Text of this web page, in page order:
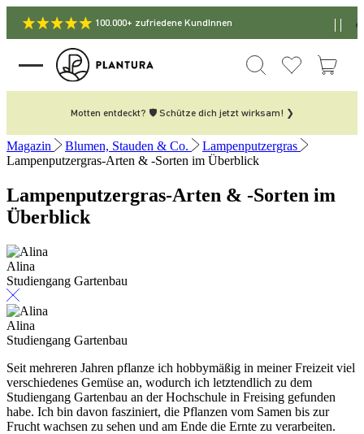
100.000+ zufriedene KundInnen
Motten entdeckt? 🛡️ Schütze dich jetzt wirksam! ❯
Magazin Blumen, Stauden & Co.
Lampenputzergras
Lampenputzergras-Arten & -Sorten im Überblick
Lampenputzergras-Arten & -Sorten im
Überblick
Alina
Studiengang Gartenbau
Alina
Studiengang Gartenbau
Seit mehreren Jahren pflanze ich hobbymäßig in meiner Freizeit viel
verschiedenes Gemüse an, wodurch ich letztendlich zu dem
Studiengang Gartenbau an der Hochschule in Freising gefunden
habe. Ich bin davon fasziniert, die Pflanzen vom Samen bis zur
Frucht wachsen zu sehen und am Ende die Ernte zu verarbeiten.